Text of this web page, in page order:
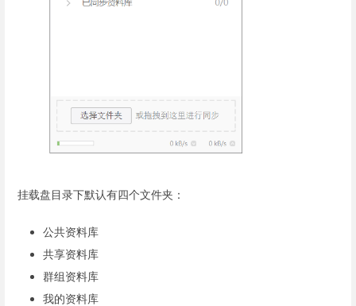
挂载盘目录下默认有四个文件夹：
公共资料库
共享资料库
群组资料库
我的资料库